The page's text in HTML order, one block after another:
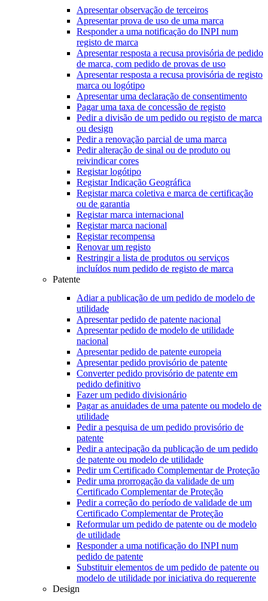
Apresentar observação de terceiros
Apresentar prova de uso de uma marca
Responder a uma notificação do INPI num
registo de marca
Apresentar resposta a recusa provisória de pedido
de marca, com pedido de provas de uso
Apresentar resposta a recusa provisória de registo
marca ou logótipo
Apresentar uma declaração de consentimento
Pagar uma taxa de concessão de registo
Pedir a divisão de um pedido ou registo de marca
ou design
Pedir a renovação parcial de uma marca
Pedir alteração de sinal ou de produto ou
reivindicar cores
Registar logótipo
Registar Indicação Geográfica
Registar marca coletiva e marca de certificação
ou de garantia
Registar marca internacional
Registar marca nacional
Registar recompensa
Renovar um registo
Restringir a lista de produtos ou serviços
incluídos num pedido de registo de marca
Patente
Adiar a publicação de um pedido de modelo de
utilidade
Apresentar pedido de patente nacional
Apresentar pedido de modelo de utilidade
nacional
Apresentar pedido de patente europeia
Apresentar pedido provisório de patente
Converter pedido provisório de patente em
pedido definitivo
Fazer um pedido divisionário
Pagar as anuidades de uma patente ou modelo de
utilidade
Pedir a pesquisa de um pedido provisório de
patente
Pedir a antecipação da publicação de um pedido
de patente ou modelo de utilidade
Pedir um Certificado Complementar de Proteção
Pedir uma prorrogação da validade de um
Certificado Complementar de Proteção
Pedir a correção do período de validade de um
Certificado Complementar de Proteção
Reformular um pedido de patente ou de modelo
de utilidade
Responder a uma notificação do INPI num
pedido de patente
Substituir elementos de um pedido de patente ou
modelo de utilidade por iniciativa do requerente
Design